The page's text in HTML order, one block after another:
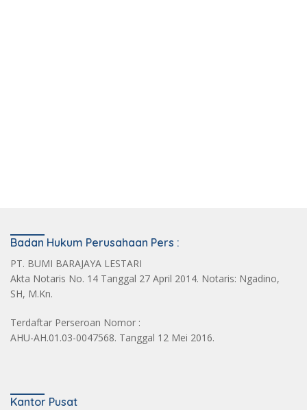
Badan Hukum Perusahaan Pers :
PT. BUMI BARAJAYA LESTARI
Akta Notaris No. 14 Tanggal 27 April 2014. Notaris: Ngadino,
SH, M.Kn.
Terdaftar Perseroan Nomor :
AHU-AH.01.03-0047568. Tanggal 12 Mei 2016.
Kantor Pusat